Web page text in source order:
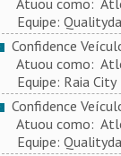
Atuou como:
Equipe:
Confidence
Atuou como:
Equipe: Raia City
Confidence
Atuou como:
Equipe: